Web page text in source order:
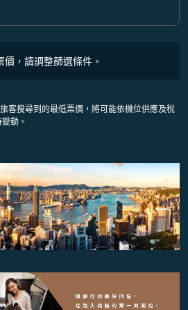
，請調整篩選條件。
客搜尋到的最低票價，將可能依機位供應及稅
動。